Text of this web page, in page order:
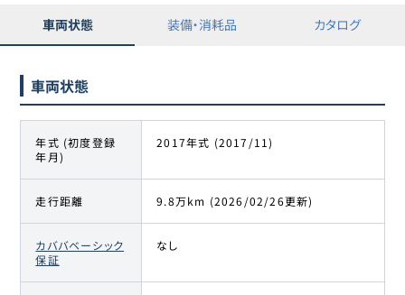
車両状態 装備・消耗品 カタログ
車両状態
年式 (初度登録
年月)
2017年式 (2017/11)
走行距離 9.8万km (2026/02/26更新)
カババベーシック
保証
なし